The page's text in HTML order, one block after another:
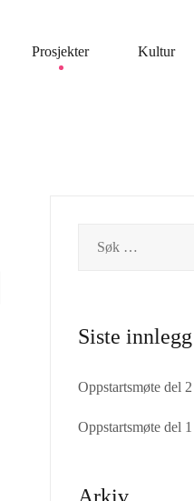
Prosjekter Kultur
Siste innlegg
Oppstartsmøte del 2
Oppstartsmøte del 1